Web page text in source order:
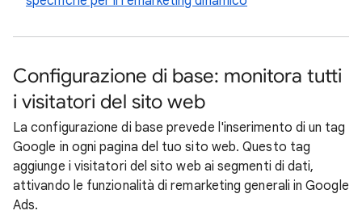
Configurazione di base: monitora tutti
i visitatori del sito web
La configurazione di base prevede l'inserimento di un tag
Google in ogni pagina del tuo sito web. Questo tag
aggiunge i visitatori del sito web ai segmenti di dati,
attivando le funzionalità di remarketing generali in Google
Ads.